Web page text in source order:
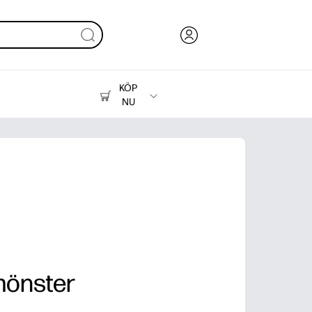
KÖP
NU
Skrivare